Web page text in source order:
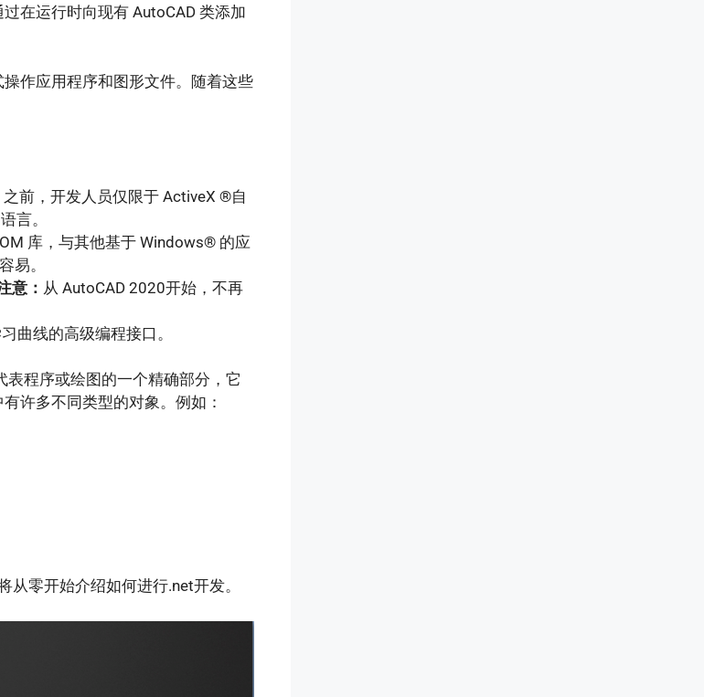
在运行时向现有 AutoCAD 类添加
作应用程序和图形文件。随着这些
前，开发人员仅限于 ActiveX ®自
言。
库，与其他基于 Windows® 的应
易。
意： 从 AutoCAD 2020开始，不再
曲线的高级编程接口。
表程序或绘图的一个精确部分，它
许多不同类型的对象。例如：
从零开始介绍如何进行.net开发。